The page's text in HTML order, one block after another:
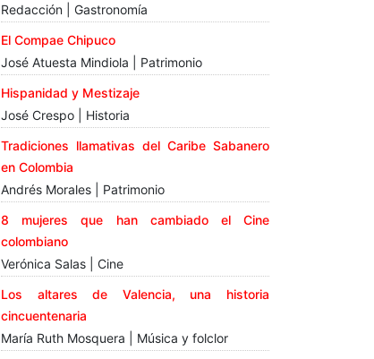
Redacción | Gastronomía
El Compae Chipuco
José Atuesta Mindiola | Patrimonio
Hispanidad y Mestizaje
José Crespo | Historia
Tradiciones llamativas del Caribe Sabanero
en Colombia
Andrés Morales | Patrimonio
8 mujeres que han cambiado el Cine
colombiano
Verónica Salas | Cine
Los altares de Valencia, una historia
cincuentenaria
María Ruth Mosquera | Música y folclor